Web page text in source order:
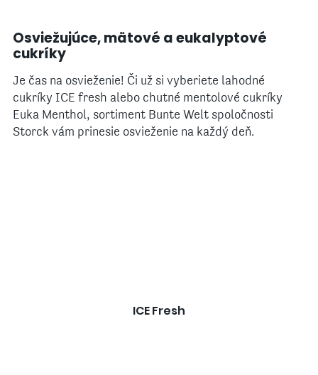
Osviežujúce, mätové a eukalyptové
cukríky
Je čas na osvieženie! Či už si vyberiete lahodné
cukríky ICE fresh alebo chutné mentolové cukríky
Euka Menthol, sortiment Bunte Welt spoločnosti
Storck vám prinesie osvieženie na každý deň.
ICE Fresh